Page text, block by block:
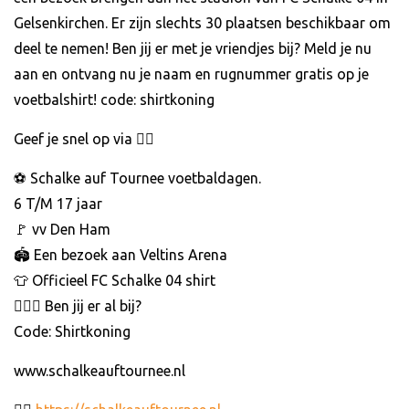
Gelsenkirchen. Er zijn slechts 30 plaatsen beschikbaar om
deel te nemen! Ben jij er met je vriendjes bij? Meld je nu
aan en ontvang nu je naam en rugnummer gratis op je
voetbalshirt! code: shirtkoning
Geef je snel op via 👇🏻
⚽ Schalke auf Tournee voetbaldagen.
6 T/M 17 jaar
🚩 vv Den Ham
🏟 Een bezoek aan Veltins Arena
👕 Officieel FC Schalke 04 shirt
🙋🏻‍♂ Ben jij er al bij?
Code: Shirtkoning
www.schalkeauftournee.nl